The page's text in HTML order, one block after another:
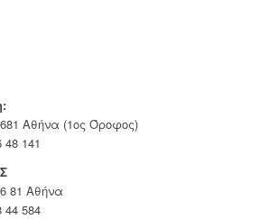
Αθήνα (1ος Όροφος)
48 141
81 Αθήνα
44 584